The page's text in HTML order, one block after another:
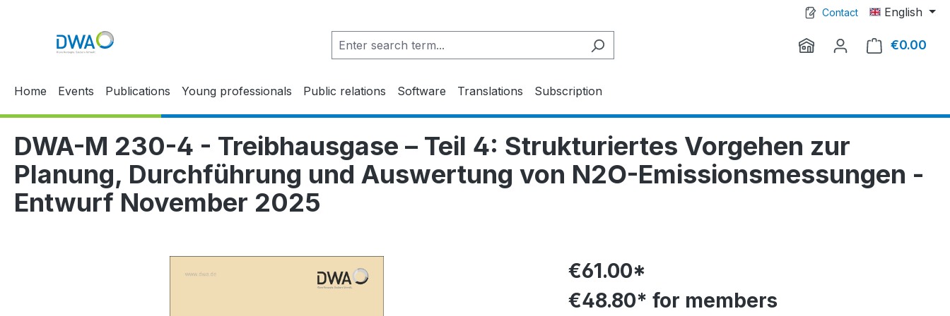
Contact English
€0.00
Home Events Publications Young professionals Public relations Software Translations Subscription
DWA-M 230-4 - Treibhausgase – Teil 4: Strukturiertes Vorgehen zur
Planung, Durchführung und Auswertung von N2O-Emissionsmessungen -
Entwurf November 2025
€61.00*
€48.80* for members